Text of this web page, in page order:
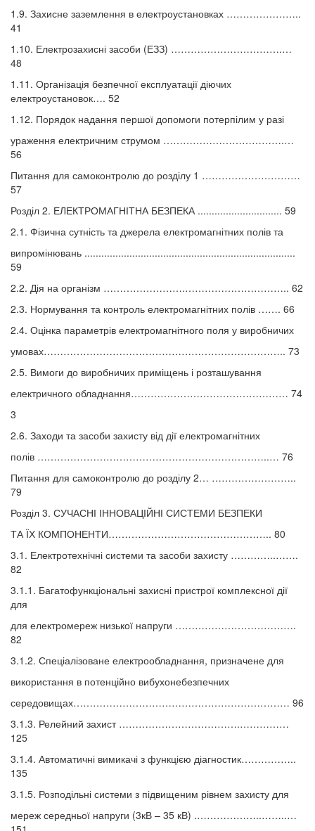
1.9. Захисне заземлення в електроустановках …………………..
41
1.10. Електрозахисні засоби (ЕЗЗ) …………………………….…
48
1.11. Організація безпечної експлуатації діючих
електроустановок…. 52
1.12. Порядок надання першої допомоги потерпілим у разі
ураження електричним струмом ……………………………….…
56
Питання для самоконтролю до розділу 1 …………………………
57
Розділ 2. ЕЛЕКТРОМАГНІТНА БЕЗПЕКА .............................. 59
2.1. Фізична сутність та джерела електромагнітних полів та
випромінювань ...........................................................................
59
2.2. Дія на організм …………………….………………………….. 62
2.3. Нормування та контроль електромагнітних полів ……. 66
2.4. Оцінка параметрів електромагнітного поля у виробничих
умовах……………………………………………………………….. 73
2.5. Вимоги до виробничих приміщень і розташування
електричного обладнання………………………………………… 74
3
2.6. Заходи та засоби захисту від дії електромагнітних
полів ……………………………………………………………..… 76
Питання для самоконтролю до розділу 2… ……………………..
79
Розділ 3. СУЧАСНІ ІННОВАЦІЙНІ СИСТЕМИ БЕЗПЕКИ
ТА ЇХ КОМПОНЕНТИ………………………………………….. 80
3.1. Електротехнічні системи та засоби захисту …………..…….
82
3.1.1. Багатофункціональні захисні пристрої комплексної дії
для
для електромереж низької напруги ……………………………….
82
3.1.2. Спеціалізоване електрообладнання, призначене для
використання в потенційно вибухонебезпечних
середовищах………………………………………………………… 96
3.1.3. Релейний захист ……………………………….……………
125
3.1.4. Автоматичні вимикачі з функцією діагностик……………..
135
3.1.5. Розподільні системи з підвищеним рівнем захисту для
мереж середньої напруги (3кВ – 35 кВ) .………………..……..…